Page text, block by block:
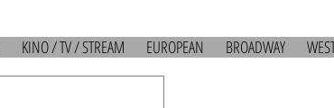
KINO / TV / STREAM EUROPEAN BROADWAY